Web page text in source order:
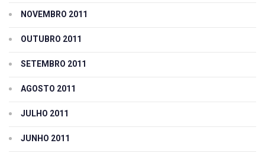
NOVEMBRO 2011
OUTUBRO 2011
SETEMBRO 2011
AGOSTO 2011
JULHO 2011
JUNHO 2011